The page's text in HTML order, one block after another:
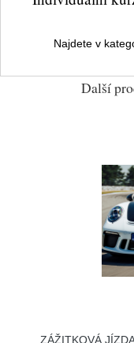
Najdete v
Další
ZÁŽITKOVÁ